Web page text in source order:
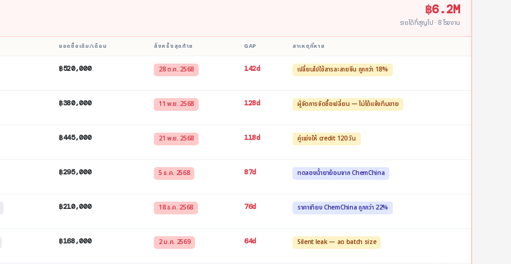
฿6.2M
รายได้ที่สูญไป · 8 โรงงาน
ยอดซื้อเดิม/เดือน สั่งครั้งสุดท้าย GAP สาเหตุที่หาย
฿520,000 28 ต.ค. 2568 142d เปลี่ยนไปใช้สารละลายจีน ถูกกว่า 18%
฿380,000 11 พ.ย. 2568 128d ผู้จัดการจัดซื้อเปลี่ยน — ไม่ได้แจ้งทีมขาย
฿445,000 21 พ.ย. 2568 118d คู่แข่งให้ credit 120 วัน
฿295,000 5 ธ.ค. 2568 87d ทดลองน้ำยาย้อมจาก ChemChina
฿210,000 18 ธ.ค. 2568 76d ราคาเทียบ ChemChina ถูกกว่า 22%
฿168,000 2 ม.ค. 2569 64d Silent leak — ลด batch size